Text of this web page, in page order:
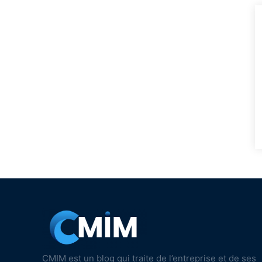
CMIM est un blog qui traite de l’entreprise et de ses